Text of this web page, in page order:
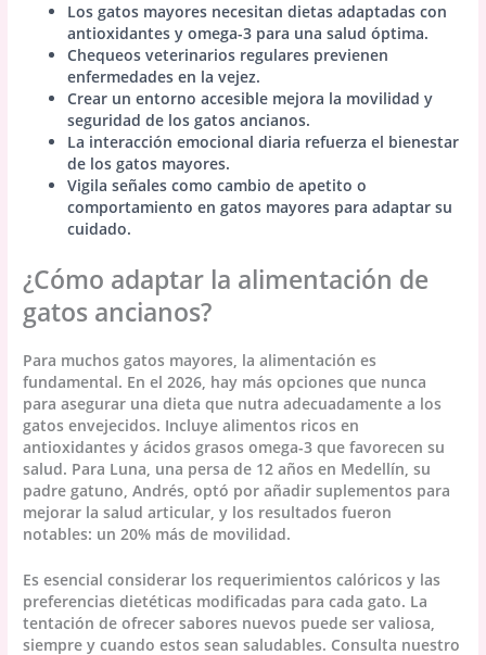
Los gatos mayores necesitan dietas adaptadas con
antioxidantes y omega-3 para una salud óptima.
Chequeos veterinarios regulares previenen
enfermedades en la vejez.
Crear un entorno accesible mejora la movilidad y
seguridad de los gatos ancianos.
La interacción emocional diaria refuerza el bienestar
de los gatos mayores.
Vigila señales como cambio de apetito o
comportamiento en gatos mayores para adaptar su
cuidado.
¿Cómo adaptar la alimentación de
gatos ancianos?
Para muchos gatos mayores, la alimentación es
fundamental. En el 2026, hay más opciones que nunca
para asegurar una dieta que nutra adecuadamente a los
gatos envejecidos. Incluye alimentos ricos en
antioxidantes y ácidos grasos omega-3 que favorecen su
salud. Para Luna, una persa de 12 años en Medellín, su
padre gatuno, Andrés, optó por añadir suplementos para
mejorar la salud articular, y los resultados fueron
notables: un 20% más de movilidad.
Es esencial considerar los requerimientos calóricos y las
preferencias dietéticas modificadas para cada gato. La
tentación de ofrecer sabores nuevos puede ser valiosa,
siempre y cuando estos sean saludables. Consulta nuestro